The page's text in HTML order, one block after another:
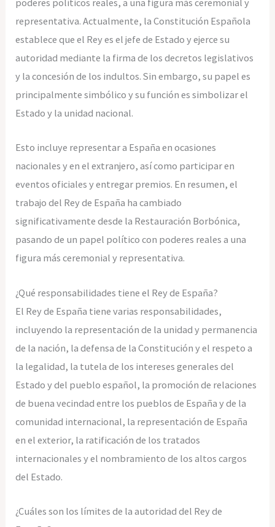
poderes políticos reales, a una figura más ceremonial y
representativa. Actualmente, la Constitución Española
establece que el Rey es el jefe de Estado y ejerce su
autoridad mediante la firma de los decretos legislativos
y la concesión de los indultos. Sin embargo, su papel es
principalmente simbólico y su función es simbolizar el
Estado y la unidad nacional.
Esto incluye representar a España en ocasiones
nacionales y en el extranjero, así como participar en
eventos oficiales y entregar premios. En resumen, el
trabajo del Rey de España ha cambiado
significativamente desde la Restauración Borbónica,
pasando de un papel político con poderes reales a una
figura más ceremonial y representativa.
¿Qué responsabilidades tiene el Rey de España?
El Rey de España tiene varias responsabilidades,
incluyendo la representación de la unidad y permanencia
de la nación, la defensa de la Constitución y el respeto a
la legalidad, la tutela de los intereses generales del
Estado y del pueblo español, la promoción de relaciones
de buena vecindad entre los pueblos de España y de la
comunidad internacional, la representación de España
en el exterior, la ratificación de los tratados
internacionales y el nombramiento de los altos cargos
del Estado.
¿Cuáles son los límites de la autoridad del Rey de